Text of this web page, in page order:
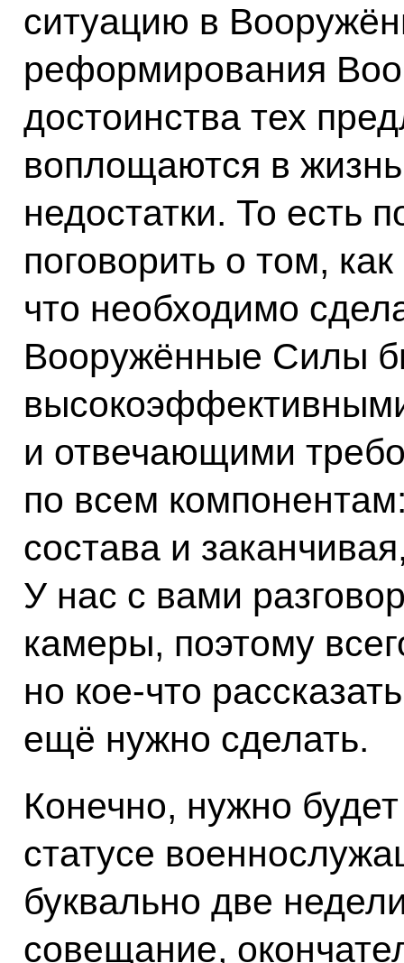
ситуацию в
реформирования
достоинства тех
воплощаются в
недостатки. То есть
поговорить о том,
что необходимо
Вооружённые Силы
и отвечающими
по всем
состава и
У нас с вами
камеры, поэтому
но кое‑что
ещё нужно сделать.
Конечно, нужно
статусе
буквально две
совещание,